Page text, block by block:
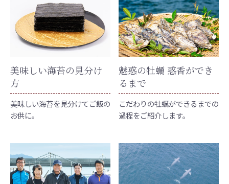
美味しい海苔の見分け
方
美味しい海苔を見分けてご飯の
お供に。
魅惑の牡蠣 惑香ができ
るまで
こだわりの牡蠣ができるまでの
過程をご紹介します。